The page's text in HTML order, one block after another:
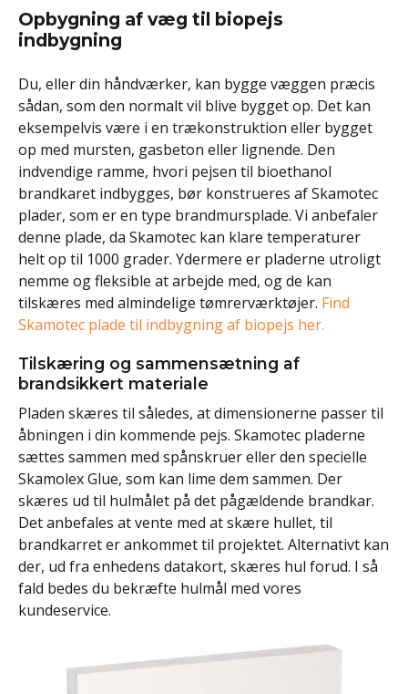
Opbygning af væg til biopejs
indbygning
Du, eller din håndværker, kan bygge væggen præcis
sådan, som den normalt vil blive bygget op. Det kan
eksempelvis være i en trækonstruktion eller bygget
op med mursten, gasbeton eller lignende. Den
indvendige ramme, hvori pejsen til bioethanol
brandkaret indbygges, bør konstrueres af Skamotec
plader, som er en type brandmursplade. Vi anbefaler
denne plade, da Skamotec kan klare temperaturer
helt op til 1000 grader. Ydermere er pladerne utroligt
nemme og fleksible at arbejde med, og de kan
tilskæres med almindelige tømrerværktøjer. Find
Skamotec plade til indbygning af biopejs her.
Tilskæring og sammensætning af
brandsikkert materiale
Pladen skæres til således, at dimensionerne passer til
åbningen i din kommende pejs. Skamotec pladerne
sættes sammen med spånskruer eller den specielle
Skamolex Glue, som kan lime dem sammen. Der
skæres ud til hulmålet på det pågældende brandkar.
Det anbefales at vente med at skære hullet, til
brandkarret er ankommet til projektet. Alternativt kan
der, ud fra enhedens datakort, skæres hul forud. I så
fald bedes du bekræfte hulmål med vores
kundeservice.